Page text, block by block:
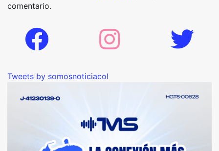
comentario.
Tweets by somosnoticiacol